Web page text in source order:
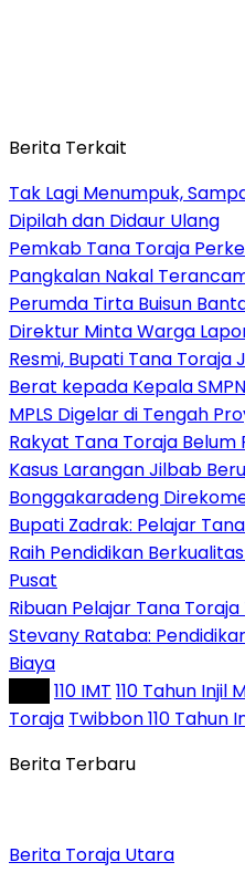
Berita Terkait
Tak Lagi Menumpuk,
Dipilah dan Didaur Ulang
Pemkab Tana Toraja
Pangkalan Nakal
Perumda Tirta Buisun
Direktur Minta Warga
Resmi, Bupati Tana Toraja
Berat kepada Kepala
MPLS Digelar di Tengah
Rakyat Tana Toraja Belum
Kasus Larangan Jilbab
Bonggakaradeng
Bupati Zadrak: Pelajar
Raih Pendidikan
Pusat
Ribuan Pelajar Tana
Stevany Rataba:
Biaya
110 IMT 110 Tahun Injil
Toraja Twibbon 110 Tahun
Berita Terbaru
Berita Toraja Utara